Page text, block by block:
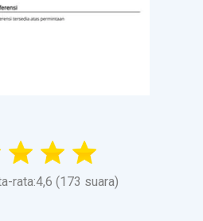
rata:4,6 (173 suara)